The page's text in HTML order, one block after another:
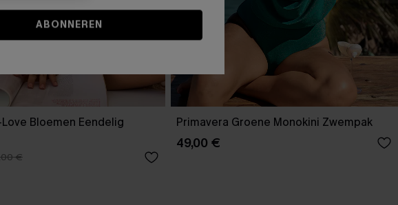
Bloemen Eendelig
€
Primavera Groene Monokini Zwempak
49,00 €
ABONNEREN